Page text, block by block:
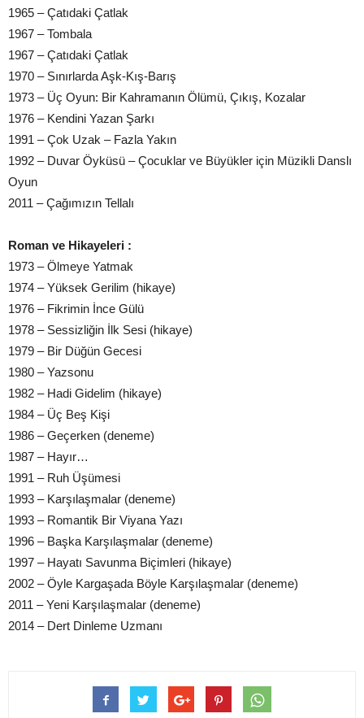
1965 – Çatıdaki Çatlak
1967 – Tombala
1967 – Çatıdaki Çatlak
1970 – Sınırlarda Aşk-Kış-Barış
1973 – Üç Oyun: Bir Kahramanın Ölümü, Çıkış, Kozalar
1976 – Kendini Yazan Şarkı
1991 – Çok Uzak – Fazla Yakın
1992 – Duvar Öyküsü – Çocuklar ve Büyükler için Müzikli Danslı
Oyun
2011 – Çağımızın Tellalı
Roman ve Hikayeleri :
1973 – Ölmeye Yatmak
1974 – Yüksek Gerilim (hikaye)
1976 – Fikrimin İnce Gülü
1978 – Sessizliğin İlk Sesi (hikaye)
1979 – Bir Düğün Gecesi
1980 – Yazsonu
1982 – Hadi Gidelim (hikaye)
1984 – Üç Beş Kişi
1986 – Geçerken (deneme)
1987 – Hayır…
1991 – Ruh Üşümesi
1993 – Karşılaşmalar (deneme)
1993 – Romantik Bir Viyana Yazı
1996 – Başka Karşılaşmalar (deneme)
1997 – Hayatı Savunma Biçimleri (hikaye)
2002 – Öyle Kargaşada Böyle Karşılaşmalar (deneme)
2011 – Yeni Karşılaşmalar (deneme)
2014 – Dert Dinleme Uzmanı